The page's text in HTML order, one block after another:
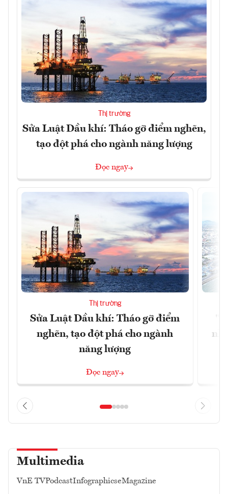
Thị trường
Sửa Luật Dầu khí: Tháo gỡ điểm nghẽn,
tạo đột phá cho ngành năng lượng
Đọc ngay
Thị trường
Sửa Luật Dầu khí: Tháo gỡ điểm
nghẽn, tạo đột phá cho ngành
năng lượng
Đọc ngay
Multimedia
VnE TVPodcastInfographicseMagazine